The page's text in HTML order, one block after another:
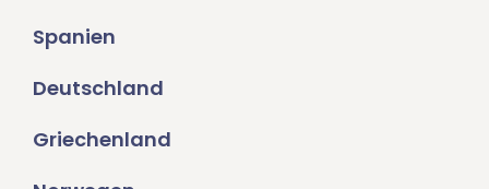
Spanien
Deutschland
Griechenland